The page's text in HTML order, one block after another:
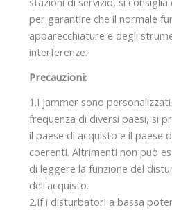
per garantire che il normale
apparecchiature e degli
interferenze.
Precauzioni:
1.I jammer sono
frequenza di diversi paesi, si
il paese di acquisto e il paese
coerenti. Altrimenti non può
di leggere la funzione del
dell'acquisto.
2.If i disturbatori a bassa